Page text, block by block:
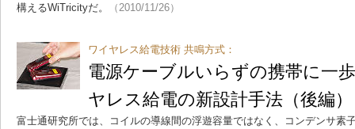
構えるWiTricityだ。
（2010/11/26）
ワイヤレス給電技術 共鳴方式：
電源ケーブルいらずの携帯に一
ヤレス給電の新設計手法（後編）
富士通研究所では、コイルの導線間の浮遊容量ではなく、コンデンサ素